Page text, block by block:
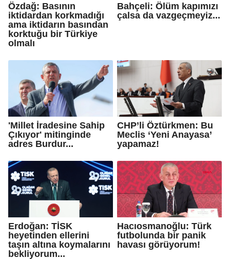
Özdağ: Basının
iktidardan korkmadığı
ama iktidarın basından
korktuğu bir Türkiye
olmalı
Bahçeli: Ölüm kapımızı
çalsa da vazgeçmeyiz...
'Millet İradesine Sahip
Çıkıyor' mitinginde
adres Burdur...
CHP’li Öztürkmen: Bu
Meclis ‘Yeni Anayasa’
yapamaz!
Erdoğan: TİSK
heyetinden ellerini
taşın altına koymalarını
bekliyorum...
Hacıosmanoğlu: Türk
futbolunda bir panik
havası görüyorum!